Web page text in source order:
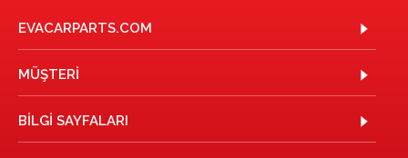
EVACARPARTS.COM
MÜŞTERI
BILGI SAYFALARI